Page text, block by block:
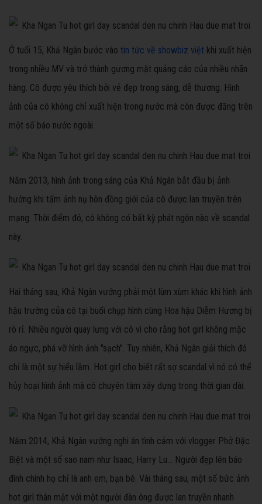
Ở tuổi 15, Khả Ngân bước vào tin tức về showbiz việt khi xuất hiện
trong nhiều MV và trở thành gương mặt quảng cáo của nhiều nhãn
hàng. Cô được yêu thích bởi vẻ đẹp trong sáng, dễ thương. Hình
ảnh của cô không chỉ xuất hiện trong nước mà còn được đăng trên
một số báo nước ngoài.
Năm 2013, hình ảnh trong sáng của Khả Ngân bắt đầu bị ảnh
hưởng khi tấm ảnh nụ hôn đồng giới của cô được lan truyền trên
mạng. Thời điểm đó, cô không có bất kỳ phát ngôn nào về scandal
này.
Hai tháng sau, Khả Ngân vướng phải một lùm xùm khác khi hình ảnh
hậu trường của cô tại buổi chụp hình cùng Hoa hậu Diễm Hương bị
rò rỉ. Nhiều người quay lưng với cô vì cho rằng hot girl không mặc
áo ngực, phá vỡ hình ảnh "sạch". Tuy nhiên, Khả Ngân giải thích đó
chỉ là một sự hiểu lầm. Hot girl cho biết rất sợ scandal vì nó có thể
hủy hoại hình ảnh mà cô chuyên tâm xây dựng trong thời gian dài.
Năm 2014, Khả Ngân vướng nghi án tình cảm với vlogger Phở Đặc
Biệt và một số sao nam như Isaac, Harry Lu... Người đẹp lên báo
đính chính họ chỉ là anh em, bạn bè. Vài tháng sau, một số bức ảnh
hot girl thân mật với một người đàn ông được lan truyền nhanh